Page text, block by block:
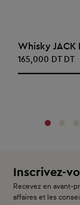
Whisky JACK
165,000 DT DT
Inscrivez-
Recevez en avant-
affaires et les